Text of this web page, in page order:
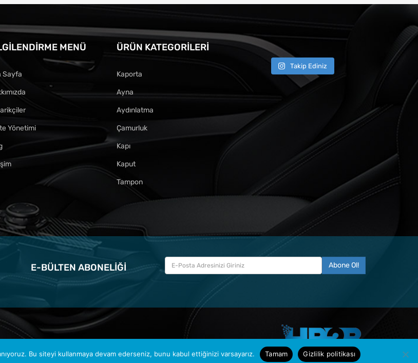
MENÜ
Sayfa
Yönetimi
ÜRÜN KATEGORILERI
Kaporta
Ayna
Aydınlatma
Çamurluk
Kapı
Kaput
Tampon
Takip Ediniz
E-BÜLTEN ABONELIĞI
Bu siteyi kullanmaya devam ederseniz, bunu kabul ettiğinizi varsayarız. Tamam Gizlilik politikası